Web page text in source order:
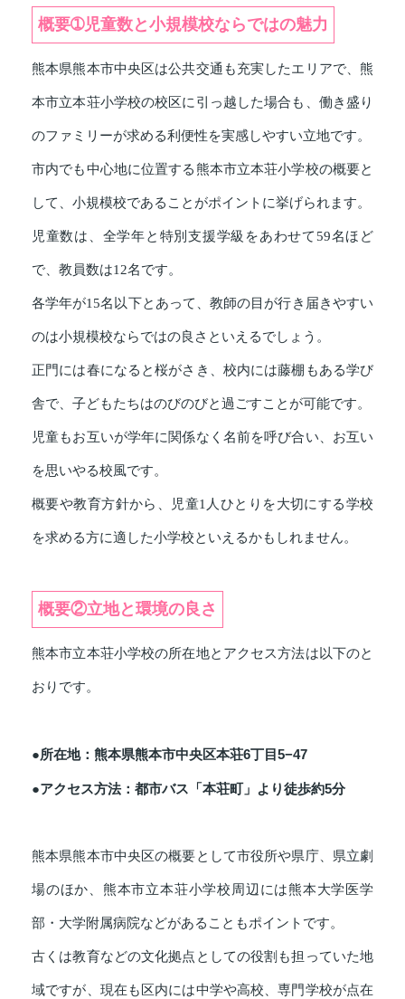
概要➀児童数と小規模校ならではの魅力
熊本県熊本市中央区は公共交通も充実したエリアで、熊
本市立本荘小学校の校区に引っ越した場合も、働き盛り
のファミリーが求める利便性を実感しやすい立地です。
市内でも中心地に位置する熊本市立本荘小学校の概要と
して、小規模校であることがポイントに挙げられます。
児童数は、全学年と特別支援学級をあわせて59名ほど
で、教員数は12名です。
各学年が15名以下とあって、教師の目が行き届きやすい
のは小規模校ならではの良さといえるでしょう。
正門には春になると桜がさき、校内には藤棚もある学び
舎で、子どもたちはのびのびと過ごすことが可能です。
児童もお互いが学年に関係なく名前を呼び合い、お互い
を思いやる校風です。
概要や教育方針から、児童1人ひとりを大切にする学校
を求める方に適した小学校といえるかもしれません。
概要②立地と環境の良さ
熊本市立本荘小学校の所在地とアクセス方法は以下のと
おりです。
●所在地：熊本県熊本市中央区本荘6丁目5−47
●アクセス方法：都市バス「本荘町」より徒歩約5分
熊本県熊本市中央区の概要として市役所や県庁、県立劇
場のほか、熊本市立本荘小学校周辺には熊本大学医学
部・大学附属病院などがあることもポイントです。
古くは教育などの文化拠点としての役割も担っていた地
域ですが、現在も区内には中学や高校、専門学校が点在